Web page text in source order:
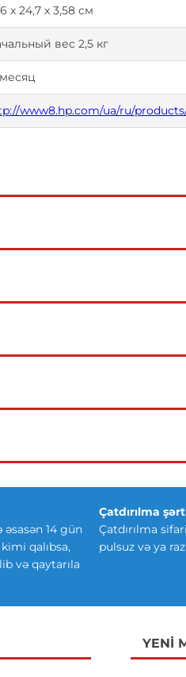
x 24,7 x 3,58 см
вес 2,5 кг
www8.hp.com/ua/ru/
14 gün
qalıbsa,
və qaytarıla
Çatdırılma
Çatdırılma
pulsuz və ya
YENI